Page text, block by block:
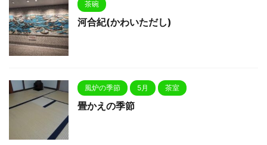
茶碗
河合紀(かわいただし)
風炉の季節 5月 茶室
畳かえの季節